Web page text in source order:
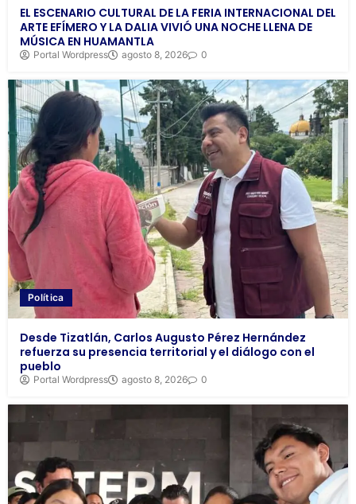
EL ESCENARIO CULTURAL DE LA FERIA INTERNACIONAL DEL
ARTE EFÍMERO Y LA DALIA VIVIÓ UNA NOCHE LLENA DE
MÚSICA EN HUAMANTLA
Portal Wordpress agosto 8, 2026 0
Política
Desde Tizatlán, Carlos Augusto Pérez Hernández
refuerza su presencia territorial y el diálogo con el
pueblo
Portal Wordpress agosto 8, 2026 0